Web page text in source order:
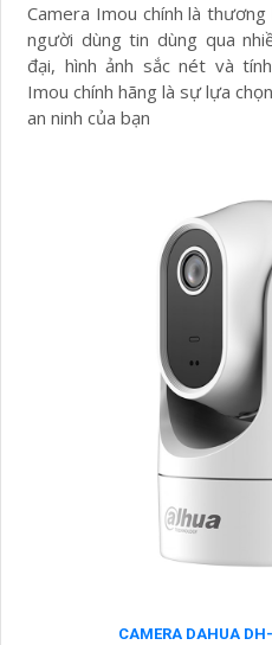
Camera Imou chính là
người dùng tin dùng qua
đại, hình ảnh sắc nét và
Imou chính hãng là sự lựa
an ninh của bạn
CAMERA DAHUA